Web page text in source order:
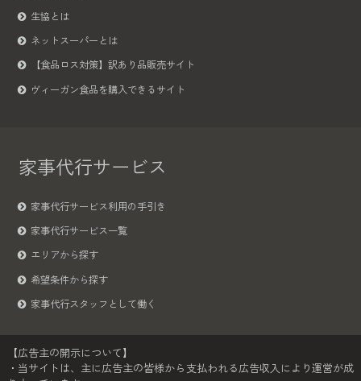
生協とは
ネットスーパーとは
【食品ロス対策】訳あり品販売サイト
ヴィーガン食品を購入できるサイト
家事代行サービス
家事代行サービス利用の手引き
家事代行サービス一覧
エリアから探す
希望条件から探す
家事代行スタッフとして働く
【広告主の開示について】
・当サイトは、主に広告主の皆様から支払われる広告収入により運営が成